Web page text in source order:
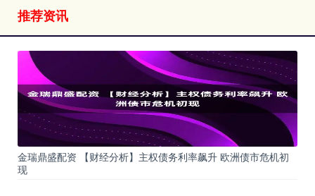
推荐资讯
金瑞鼎盛配资 【财经分析】主权债务利率飙升 欧洲债市危机初
现